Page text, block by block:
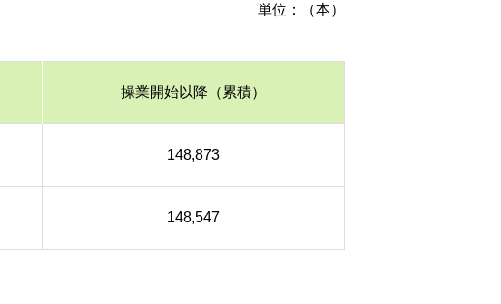
単位：（本）
操業開始以降（累積）
148,873
148,547